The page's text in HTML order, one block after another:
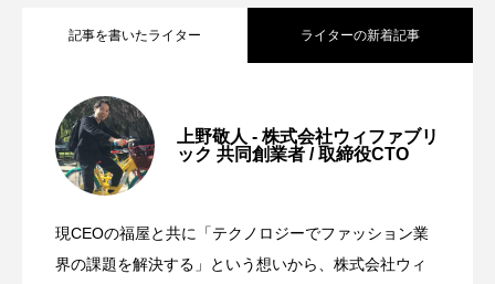
記事を書いたライター ライターの新着記事
上野敬人 - 株式会社ウィファブリ
ック 共同創業者 / 取締役CTO
現CEOの福屋と共に「テクノロジーでファッション業
界の課題を解決する」という想いから、株式会社ウィ
2026.08.01
2026.08.01
データと成功事例で解き明かす、古着ビ
2026.08.01 個人で古着を仕入れるおすすめ先4選！探